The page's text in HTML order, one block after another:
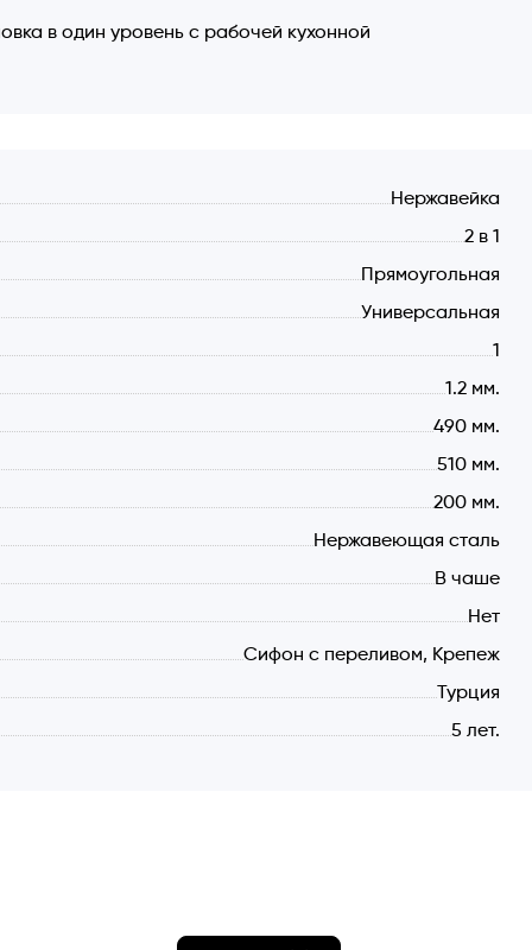
в один уровень с рабочей кухонной
Нержавейка
2 в 1
Прямоугольная
Универсальная
1
1.2 мм.
490 мм.
510 мм.
200 мм.
Нержавеющая сталь
В чаше
Нет
Сифон с переливом, Крепеж
Турция
5 лет.